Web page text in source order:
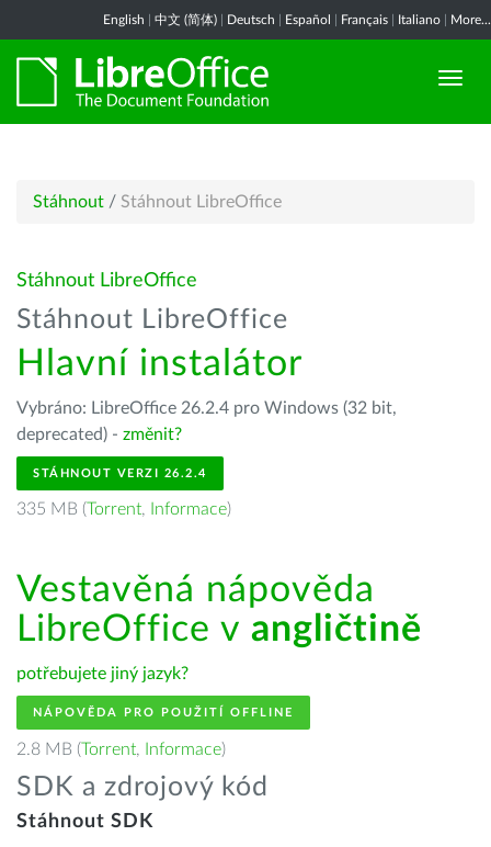
English 中文 (简体) Deutsch Español Français Italiano More...
Stáhnout / Stáhnout LibreOffice
Stáhnout LibreOffice
Stáhnout LibreOffice
Hlavní instalátor
Vybráno: LibreOffice 26.2.4 pro Windows (32 bit,
deprecated) - změnit?
STÁHNOUT VERZI 26.2.4
335 MB (Torrent, Informace)
Vestavěná nápověda
LibreOffice v angličtině
potřebujete jiný jazyk?
NÁPOVĚDA PRO POUŽITÍ OFFLINE
2.8 MB (Torrent, Informace)
SDK a zdrojový kód
Stáhnout SDK